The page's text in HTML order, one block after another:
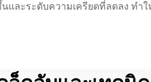
ละระดับความเครียดที่ลดลง ทำ